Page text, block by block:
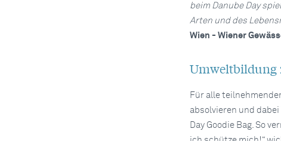
beim Danube Day
Arten und des
Wien - Wiener
Umweltbildung
Für alle
absolvieren und
Day Goodie Bag. So